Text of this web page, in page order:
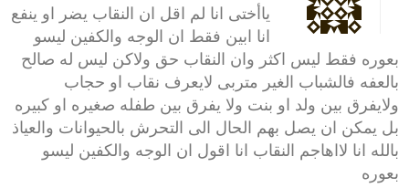
ياأختى انا لم اقل ان النقاب يضر او ينفع
انا ابين فقط ان الوجه والكفين ليسو
بعوره فقط ليس اكثر وان النقاب حق ولاكن ليس له صالح
بالعفه فالشباب الغير متربى لايعرف نقاب او حجاب
ولايفرق بين ولد او بنت ولا يفرق بين طفله صغيره او كبيره
بل يمكن ان يصل بهم الحال الى التحرش بالحيوانات والعياذ
بالله انا لااهاجم النقاب انا اقول ان الوجه والكفين ليسو
بعوره